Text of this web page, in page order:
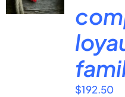
$192.50